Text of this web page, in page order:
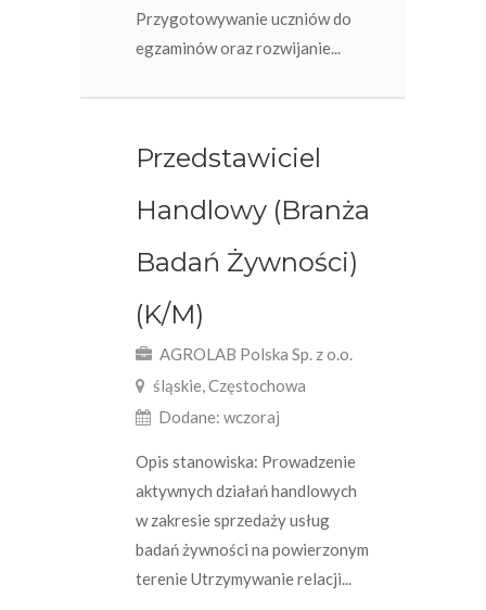
Przygotowywanie uczniów do
egzaminów oraz rozwijanie...
Przedstawiciel
Handlowy (Branża
Badań Żywności)
(K/M)
AGROLAB Polska Sp. z o.o.
śląskie, Częstochowa
Dodane: wczoraj
Opis stanowiska: Prowadzenie
aktywnych działań handlowych
w zakresie sprzedaży usług
badań żywności na powierzonym
terenie Utrzymywanie relacji...